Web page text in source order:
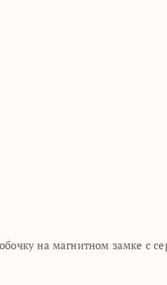
на магнитном замке с